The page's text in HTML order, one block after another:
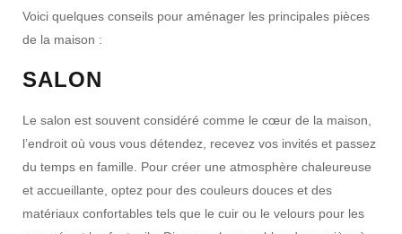
Voici quelques conseils pour aménager les principales pièces
de la maison :
SALON
Le salon est souvent considéré comme le cœur de la maison,
l’endroit où vous vous détendez, recevez vos invités et passez
du temps en famille. Pour créer une atmosphère chaleureuse
et accueillante, optez pour des couleurs douces et des
matériaux confortables tels que le cuir ou le velours pour les